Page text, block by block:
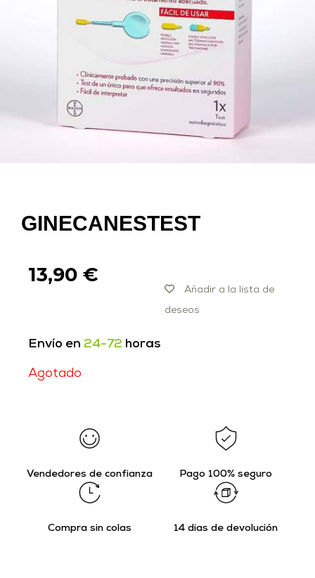
GINECANESTEST
13,90 €
Añadir a la lista de
deseos
Envío en 24-72 horas
Agotado
Vendedores de confianza Pago 100% seguro
Compra sin colas 14 días de devolución